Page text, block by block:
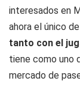
interesados en
ahora el único
tanto con el
tiene como uno
mercado de